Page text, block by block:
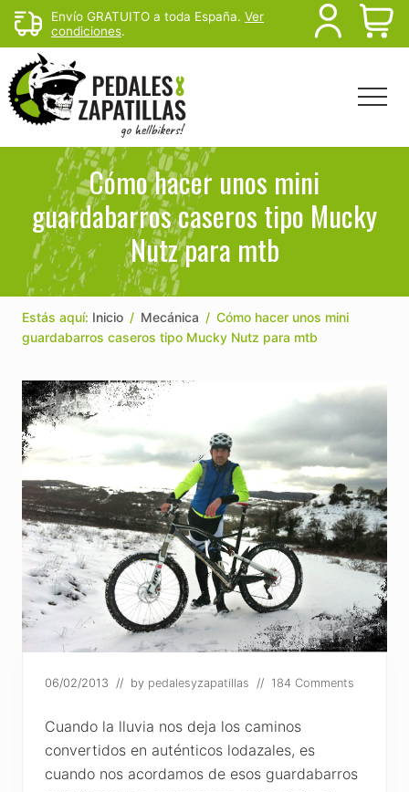
Menu
Skip
main
content
Skip
primary
sidebar
Skip
footer
Envío GRATUITO a toda España. Ver
condiciones.
Rutas
senderismo
para
escapar
del
sofá
Menu
Cómo hacer unos mini
guardabarros caseros tipo Mucky
Nutz para mtb
Estás aquí: Inicio / Mecánica / Cómo hacer unos mini
guardabarros caseros tipo Mucky Nutz para mtb
06/02/2013 // by pedalesyzapatillas // 184 Comments
Cuando la lluvia nos deja los caminos
convertidos en auténticos lodazales, es
cuando nos acordamos de esos guardabarros